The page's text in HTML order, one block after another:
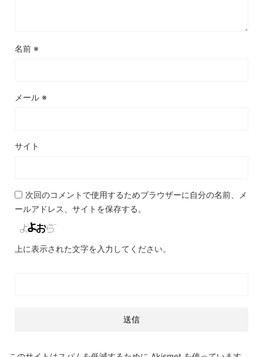
名前 ※
メール ※
サイト
次回のコメントで使用するためブラウザーに自分の名前、メ
ールアドレス、サイトを保存する。
上に表示された文字を入力してください。